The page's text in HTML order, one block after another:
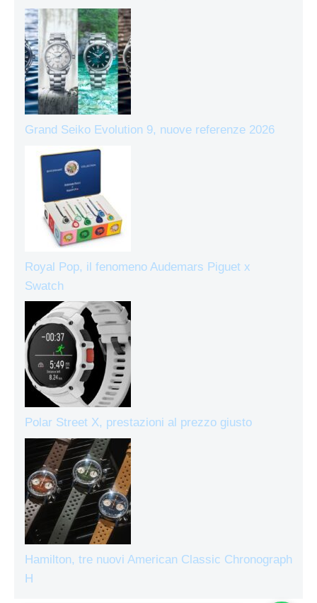
Grand Seiko Evolution 9, nuove referenze 2026
Royal Pop, il fenomeno Audemars Piguet x
Swatch
Polar Street X, prestazioni al prezzo giusto
Hamilton, tre nuovi American Classic Chronograph
H